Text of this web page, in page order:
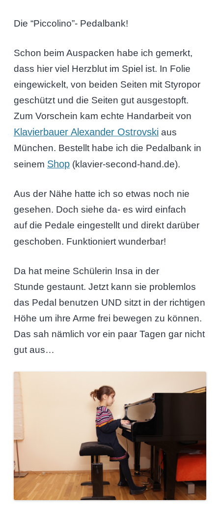
Die “Piccolino”- Pedalbank!
Schon beim Auspacken habe ich gemerkt,
dass hier viel Herzblut im Spiel ist. In Folie
eingewickelt, von beiden Seiten mit Styropor
geschützt und die Seiten gut ausgestopft.
Zum Vorschein kam echte Handarbeit von
Klavierbauer Alexander Ostrovski aus
München. Bestellt habe ich die Pedalbank in
seinem Shop(klavier-second-hand.de).
Aus der Nähe hatte ich so etwas noch nie
gesehen. Doch siehe da- es wird einfach
auf die Pedale eingestellt und direkt darüber
geschoben. Funktioniert wunderbar!
Da hat meine Schülerin Insa in der
Stunde gestaunt. Jetzt kann sie problemlos
das Pedal benutzen UND sitzt in der richtigen
Höhe um ihre Arme frei bewegen zu können.
Das sah nämlich vor ein paar Tagen gar nicht
gut aus…